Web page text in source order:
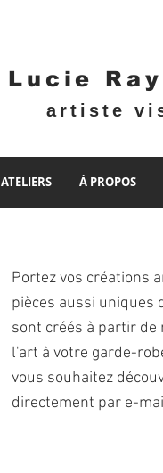
Lucie
artiste
ATELIERS À PROPOS
Portez vos créations
pièces aussi uniques
sont créés à partir
l'art à votre garde-
vous souhaitez
directement par e-